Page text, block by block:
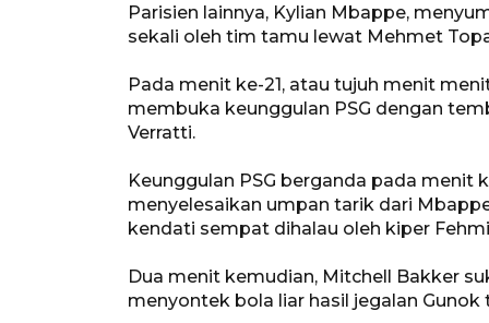
Parisien lainnya, Kylian Mbappe,
sekali oleh tim tamu lewat Mehmet
Pada menit ke-21, atau tujuh menit
membuka keunggulan PSG dengan
Verratti.
Keunggulan PSG berganda pada menit
menyelesaikan umpan tarik dari
kendati sempat dihalau oleh kiper
Dua menit kemudian, Mitchell Bakker
menyontek bola liar hasil jegalan Gunok